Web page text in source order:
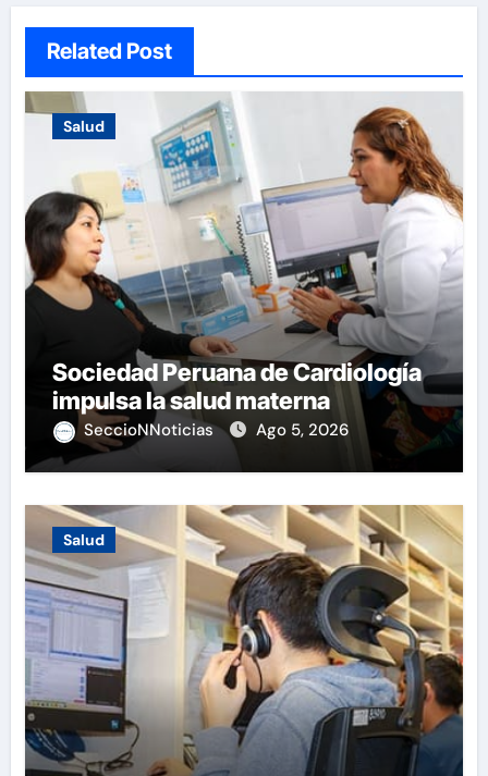
Related Post
Salud
Sociedad Peruana de Cardiología
impulsa la salud materna
SeccioNNoticias Ago 5, 2026
Salud